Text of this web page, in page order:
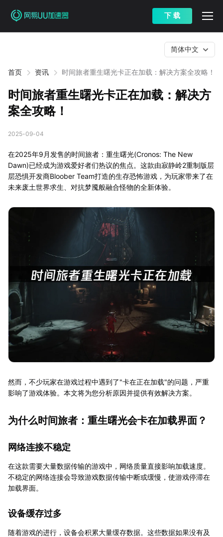
下 载
首页 资讯 时间旅者重生曙光卡正在加载：解决方案全攻略！
简体中文
时间旅者重生曙光卡正在加载：解决方
案全攻略！
2025-09-04
在2025年9月发售的时间旅者：重生曙光(Cronos: The New
Dawn)已经成为游戏爱好者们热议的焦点。这款由寂静岭2重制版层
层恐惧开发商Bloober Team打造的生存恐怖游戏，为玩家带来了在
未来废土世界求生、对抗梦魇般融合怪物的全新体验。
然而，不少玩家在游戏过程中遇到了"卡在正在加载"的问题，严重
影响了游戏体验。本文将为您分析原因并提供有效解决方案。
为什么时间旅者：重生曙光会卡在加载界面？
网络连接不稳定
在这款需要大量数据传输的游戏中，网络质量直接影响加载速度。
不稳定的网络连接会导致游戏数据传输中断或缓慢，使游戏停滞在
加载界面。
设备缓存过多
随着游戏的进行，设备会积累大量缓存数据。这些数据如果没有及